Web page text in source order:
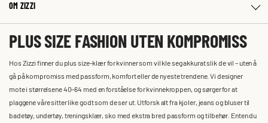
OM ZIZZI
PLUS SIZE FASHION UTEN KOMPROMISS
Hos Zizzi finner du plus size-klær for kvinner som vil kle seg akkurat slik de vil – uten å
gå på kompromiss med passform, komfort eller de nyeste trendene. Vi designer
mote i størrelsene 40–64 med en forståelse for kvinnekroppen, og sørger for at
plaggene våre sitter like godt som de ser ut. Utforsk alt fra kjoler, jeans og bluser til
badetøy, undertøy, treningsklær, sko med ekstra bred passform og tilbehør. Enten du